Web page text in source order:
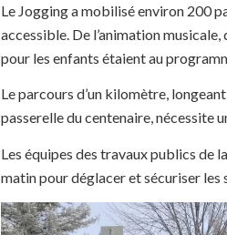
Le Jogging a mobilisé environ 200
accessible. De l’animation
pour les enfants étaient au
Le parcours d’un kilomètre,
passerelle du centenaire, nécessite
Les équipes des travaux publics de
matin pour déglacer et sécuriser